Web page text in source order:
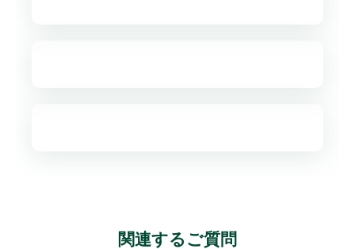
関連するご質問